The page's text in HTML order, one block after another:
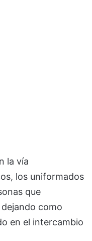
la vía
los uniformados
que
como
en el intercambio